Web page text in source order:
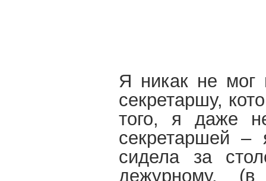
Я никак не мог
секретаршу,
того, я даже
секретаршей –
сидела за
дежурному,